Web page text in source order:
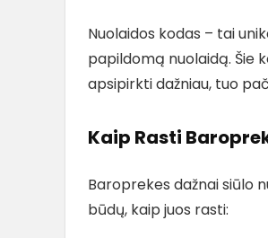
Nuolaidos kodas – tai
papildomą nuolaidą. Šie
apsipirkti dažniau, tuo
Kaip Rasti
Baroprekes dažnai siūlo
būdų, kaip juos rasti: